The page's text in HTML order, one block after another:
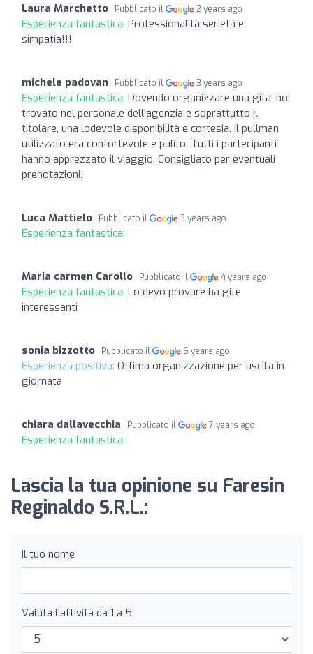
Laura Marchetto Pubblicato il 2 years ago
Esperienza fantastica: Professionalità serietà e
simpatia!!!
michele padovan Pubblicato il 3 years ago
Esperienza fantastica: Dovendo organizzare una gita, ho
trovato nel personale dell'agenzia e soprattutto il
titolare, una lodevole disponibilità e cortesia. Il pullman
utilizzato era confortevole e pulito. Tutti i partecipanti
hanno apprezzato il viaggio. Consigliato per eventuali
prenotazioni.
Luca Mattielo Pubblicato il 3 years ago
Esperienza fantastica:
Maria carmen Carollo Pubblicato il 4 years ago
Esperienza fantastica: Lo devo provare ha gite
interessanti
sonia bizzotto Pubblicato il 6 years ago
Esperienza positiva: Ottima organizzazione per uscita in
giornata
chiara dallavecchia Pubblicato il 7 years ago
Esperienza fantastica:
Lascia la tua opinione su Faresin
Reginaldo S.R.L.:
Il tuo nome
Valuta l'attività da 1 a 5